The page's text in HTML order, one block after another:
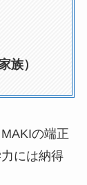
族）
の端正
には納得